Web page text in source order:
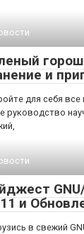
и
для себя все
руководство
и
в свежий